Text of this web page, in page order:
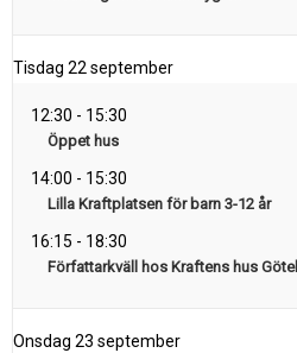
Tisdag 22 september
12:30 - 15:30
Öppet hus
14:00 - 15:30
Lilla Kraftplatsen för barn 3-12 år
16:15 - 18:30
Författarkväll hos Kraftens hus
Onsdag 23 september